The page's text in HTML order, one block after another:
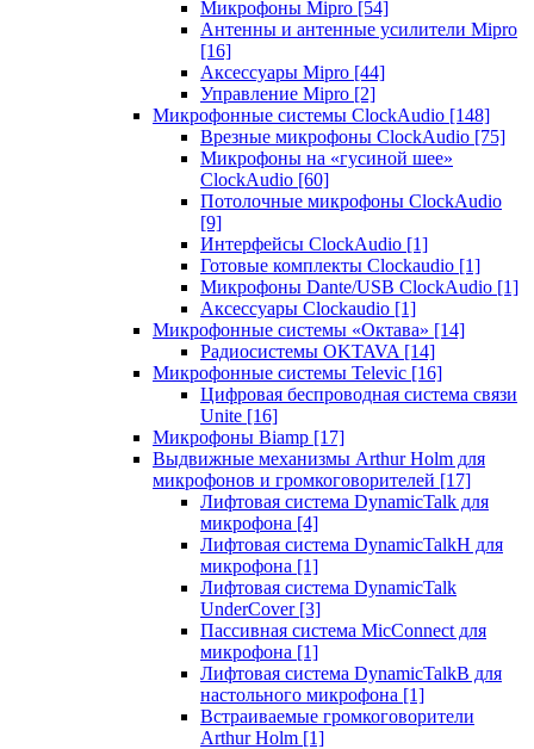
Микрофоны Mipro [54]
Антенны и антенные усилители Mipro
[16]
Аксессуары Mipro [44]
Управление Mipro [2]
Микрофонные системы ClockAudio [148]
Врезные микрофоны ClockAudio [75]
Микрофоны на «гусиной шее»
ClockAudio [60]
Потолочные микрофоны ClockAudio
[9]
Интерфейсы ClockAudio [1]
Готовые комплекты Clockaudio [1]
Микрофоны Dante/USB ClockAudio [1]
Аксессуары Clockaudio [1]
Микрофонные системы «Октава» [14]
Радиосистемы OKTAVA [14]
Микрофонные системы Televic [16]
Цифровая беспроводная система связи
Unite [16]
Микрофоны Biamp [17]
Выдвижные механизмы Arthur Holm для
микрофонов и громкоговорителей [17]
Лифтовая система DynamicTalk для
микрофона [4]
Лифтовая система DynamicTalkH для
микрофона [1]
Лифтовая система DynamicTalk
UnderCover [3]
Пассивная система MicConnect для
микрофона [1]
Лифтовая система DynamicTalkB для
настольного микрофона [1]
Встраиваемые громкоговорители
Arthur Holm [1]